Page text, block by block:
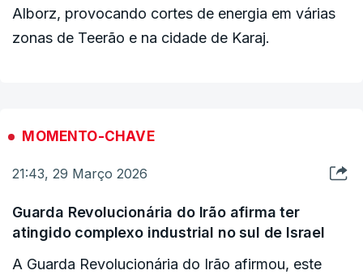
Alborz, provocando cortes de energia em várias
zonas de Teerão e na cidade de Karaj.
MOMENTO-CHAVE
21:43, 29 Março 2026
Guarda Revolucionária do Irão afirma ter
atingido complexo industrial no sul de Israel
A Guarda Revolucionária do Irão afirmou, este